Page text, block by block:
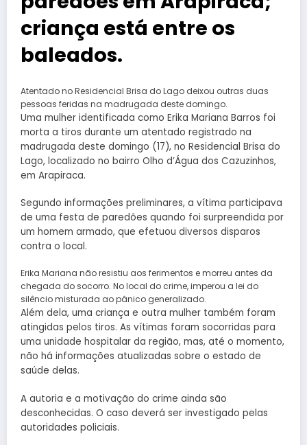
criança está entre os
baleados.
Atentado no Residencial Brisa do Lago deixou outras duas
pessoas feridas na madrugada deste domingo.
Uma mulher identificada como Erika Mariana Barros foi
morta a tiros durante um atentado registrado na
madrugada deste domingo (17), no Residencial Brisa do
Lago, localizado no bairro Olho d’Água dos Cazuzinhos,
em Arapiraca.
Segundo informações preliminares, a vítima participava
de uma festa de paredões quando foi surpreendida por
um homem armado, que efetuou diversos disparos
contra o local.
Erika Mariana não resistiu aos ferimentos e morreu antes da
chegada do socorro. No local do crime, imperou a lei do
silêncio misturada ao pânico generalizado.
Além dela, uma criança e outra mulher também foram
atingidas pelos tiros. As vítimas foram socorridas para
uma unidade hospitalar da região, mas, até o momento,
não há informações atualizadas sobre o estado de
saúde delas.
A autoria e a motivação do crime ainda são
desconhecidas. O caso deverá ser investigado pelas
autoridades policiais.